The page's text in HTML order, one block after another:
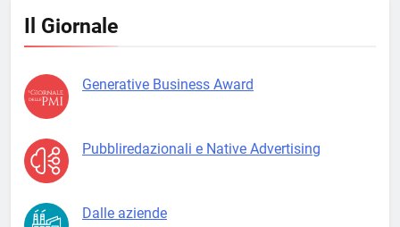
Il Giornale
Generative Business Award
Pubbliredazionali e Native Advertising
Dalle aziende